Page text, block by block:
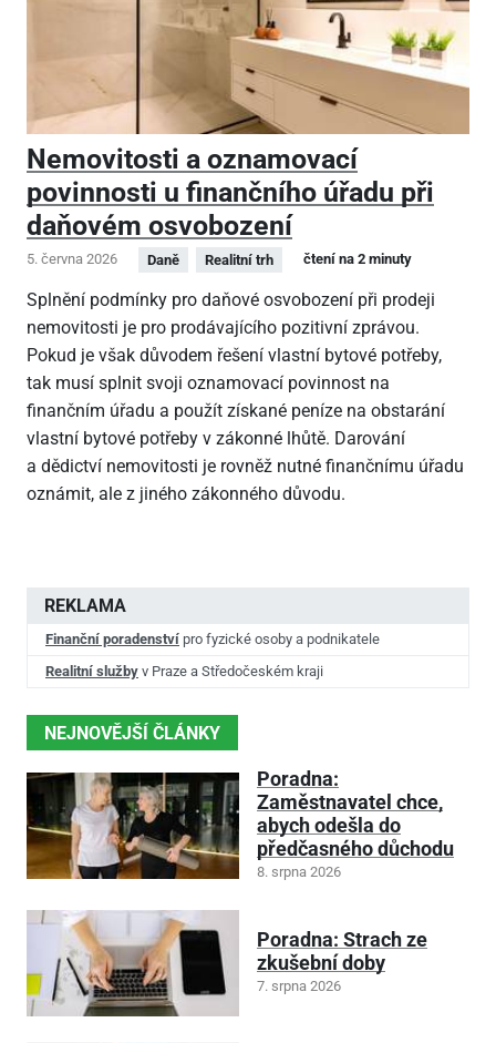
Nemovitosti a oznamovací
povinnosti u finančního úřadu při
daňovém osvobození
5. června 2026 Daně Realitní trh čtení na 2 minuty
Splnění podmínky pro daňové osvobození při prodeji
nemovitosti je pro prodávajícího pozitivní zprávou.
Pokud je však důvodem řešení vlastní bytové potřeby,
tak musí splnit svoji oznamovací povinnost na
finančním úřadu a použít získané peníze na obstarání
vlastní bytové potřeby v zákonné lhůtě. Darování
a dědictví nemovitosti je rovněž nutné finančnímu úřadu
oznámit, ale z jiného zákonného důvodu.
REKLAMA
Finanční poradenství pro fyzické osoby a podnikatele
Realitní služby v Praze a Středočeském kraji
NEJNOVĚJŠÍ ČLÁNKY
Poradna:
Zaměstnavatel chce,
abych odešla do
předčasného důchodu
8. srpna 2026
Poradna: Strach ze
zkušební doby
7. srpna 2026